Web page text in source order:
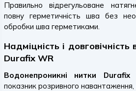
Правильно відрегульоване
повну герметичність шва без
обробки шва герметиками.
Надміцність і
Durafix WR
Водонепроникні нитки Durafix
показник розривного